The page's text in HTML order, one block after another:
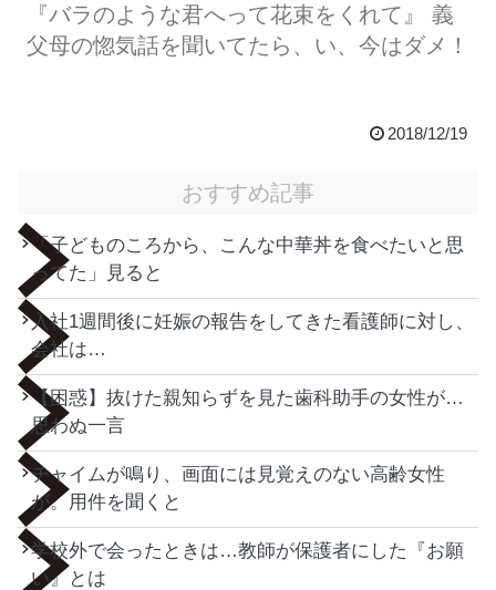
『バラのような君へって花束をくれて』 義
父母の惚気話を聞いてたら、い、今はダメ！
2018/12/19
おすすめ記事
「子どものころから、こんな中華丼を食べたいと思
ってた」見ると
入社1週間後に妊娠の報告をしてきた看護師に対し、
会社は…
【困惑】抜けた親知らずを見た歯科助手の女性が…
思わぬ一言
チャイムが鳴り、画面には見覚えのない高齢女性
が。用件を聞くと
学校外で会ったときは…教師が保護者にした『お願
い』とは